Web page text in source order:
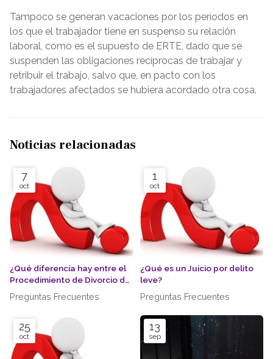
Tampoco se generan vacaciones por los períodos en
los que el trabajador tiene en suspenso su relación
laboral, como es el supuesto de ERTE, dado que se
suspenden las obligaciones recíprocas de trabajar y
retribuir el trabajo, salvo que, en pacto con los
trabajadores afectados se hubiera acordado otra cosa.
Noticias relacionadas
7
oct
¿Qué diferencia hay entre el
Procedimiento de Divorcio de
Mutuo Acuerdo y el
Contencioso?
Preguntas Frecuentes
1
oct
¿Qué es un Juicio por delito
leve?
Preguntas Frecuentes
25
oct
13
sep